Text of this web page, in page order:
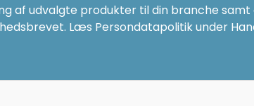
af udvalgte produkter til din branche
Læs Persondatapolitik under